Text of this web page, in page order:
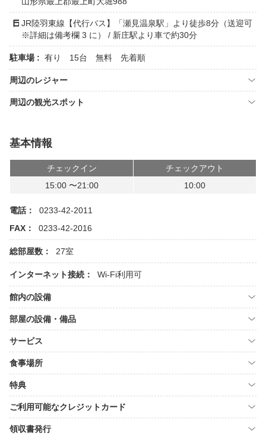
JR陸羽東線【代行バス】「瀬見温泉駅」より徒歩8分（送迎可
※詳細は備考欄 3 に） / 新庄駅より車で約30分
駐車場 : 有り 15台 無料 先着順
周辺のレジャー
周辺の観光スポット
基本情報
チェックイン
チェックアウト
15:00 〜21:00
10:00
電話：
0233-42-2011
FAX：
0233-42-2016
総部屋数： 27室
インターネット接続： Wi-Fi利用可
館内の設備
部屋の設備・備品
サービス
食事場所
特典
ご利用可能なクレジットカード
領収書発行